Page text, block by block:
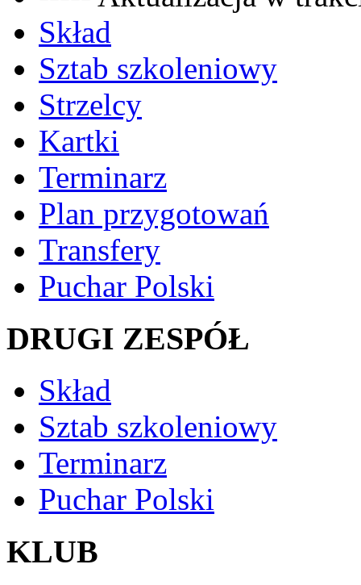
Skład
Sztab szkoleniowy
Strzelcy
Kartki
Terminarz
Plan przygotowań
Transfery
Puchar Polski
DRUGI ZESPÓŁ
Skład
Sztab szkoleniowy
Terminarz
Puchar Polski
KLUB